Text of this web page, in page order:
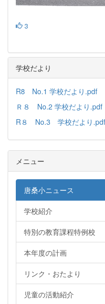
3
学校だより
R8 No.1 学校だより.pdf
Ｒ８ No.2 学校だより.pdf
R８ No.3 学校だより.pdf
メニュー
唐桑小ニュース
学校紹介
特別の教育課程特例校
本年度の計画
リンク・おたより
児童の活動紹介